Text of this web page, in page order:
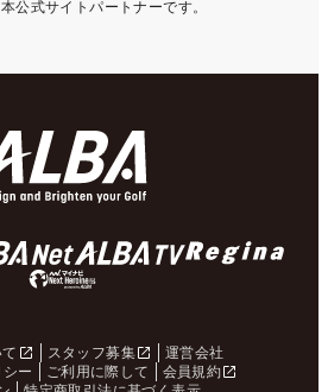
公式サイトパートナーです。
スタッフ募集
運営会社
ー
ご利用に際して
会員規約